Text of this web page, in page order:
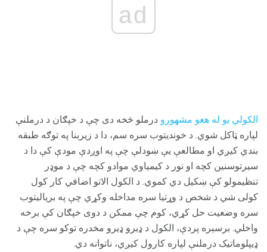
ad
الکولي یو له هغو مشهورو درملو څخه دی چې د خپګان د درملنې
لپاره ټاکل شوي. د خوندیتوب سره سم، دا د زیربنا په توګه طبقه
بندي کیږي او مطالعې یې ښودلې چې په اوږدې مودې کې دا د
سیرتوسنین کچه او نور د کیمیاوي موادو کچه چې د موډر
تنظیمولو کې ښکیل دي کموي. د الکول الاتو اضافي کار کول
کولی شي د شخص د وړتیا سره مداخله وکړي چې په بریالیتوب
سره وضعیت حل کړي، کوم چې ممکن د دوی خپګان کې برخه
واخلي. برسېره پردې، الکول د ډیرو ډیرو مخدره توکو سره چې د
ډیپلوماتیک درملنې لپاره کارول کیږي، ناتوانه دي.